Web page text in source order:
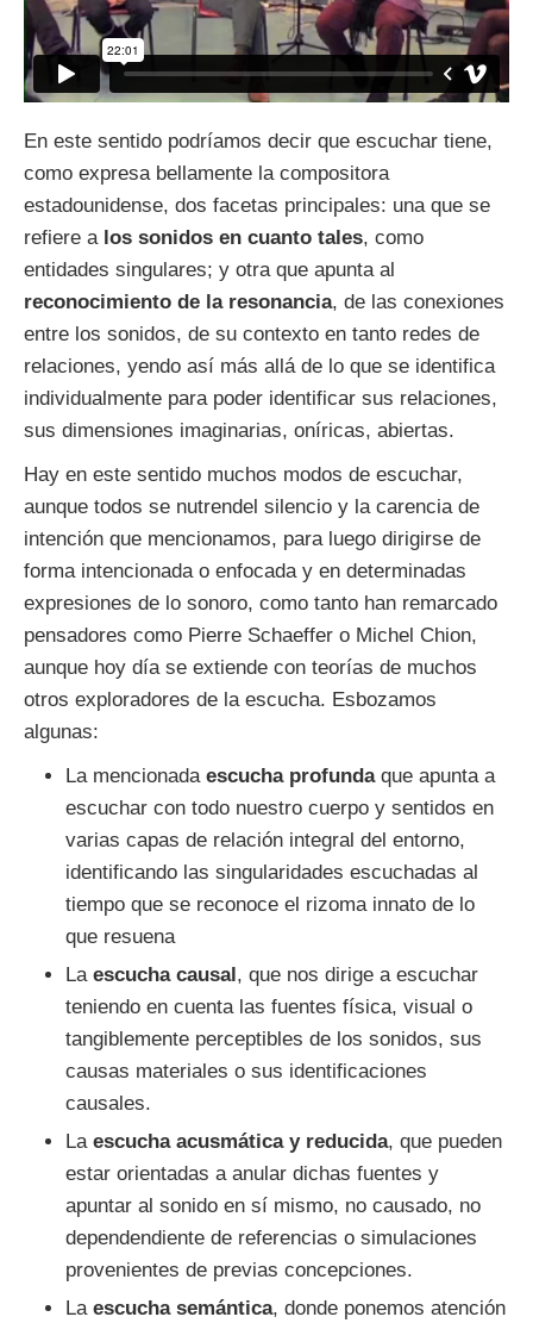
En este sentido podríamos decir que escuchar tiene,
como expresa bellamente la compositora
estadounidense, dos facetas principales: una que se
refiere alos sonidos en cuanto tales, como
entidades singulares; y otra que apunta al
reconocimiento de la resonancia, de las conexiones
entre los sonidos, de su contexto en tanto redes de
relaciones, yendo así más allá de lo que se identifica
individualmente para poder identificar sus relaciones,
sus dimensiones imaginarias, oníricas, abiertas.
Hay en este sentido muchos modos de escuchar,
aunque todos se nutrendel silencio y la carencia de
intención que mencionamos, para luego dirigirse de
forma intencionada o enfocada y en determinadas
expresiones de lo sonoro, como tanto han remarcado
pensadores como Pierre Schaeffer o Michel Chion,
aunque hoy día se extiende con teorías de muchos
otros exploradores de la escucha. Esbozamos
algunas:
La mencionada escucha profundaque apunta a
escuchar con todo nuestro cuerpo y sentidos en
varias capas de relación integral del entorno,
identificando las singularidades escuchadas al
tiempo que se reconoce el rizoma innato de lo
que resuena
La escucha causal , que nos dirige a escuchar
teniendo en cuenta las fuentes física, visual o
tangiblemente perceptibles de los sonidos, sus
causas materiales o sus identificaciones
causales.
La escucha acusmática y reducida, que pueden
estar orientadas a anular dichas fuentes y
apuntar al sonido en sí mismo, no causado, no
dependendiente de referencias o simulaciones
provenientes de previas concepciones.
La escucha semántica, donde ponemos atención